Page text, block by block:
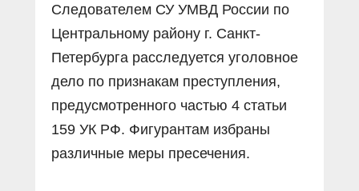
Следователем СУ УМВД России по
Центральному району г. Санкт-
Петербурга расследуется уголовное
дело по признакам преступления,
предусмотренного частью 4 статьи
159 УК РФ. Фигурантам избраны
различные меры пресечения.